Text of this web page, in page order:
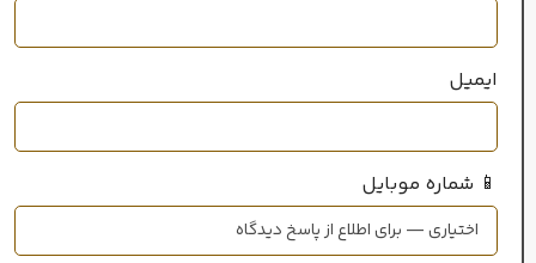
ایمیل
📱 شماره موبایل